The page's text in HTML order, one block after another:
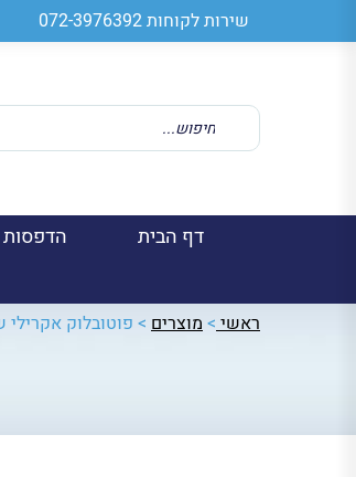
שירות לקוחות072-3976392
Products
search
דף הבית הדפסות
ראשי > מוצרים > פוטובלוק אקרילי